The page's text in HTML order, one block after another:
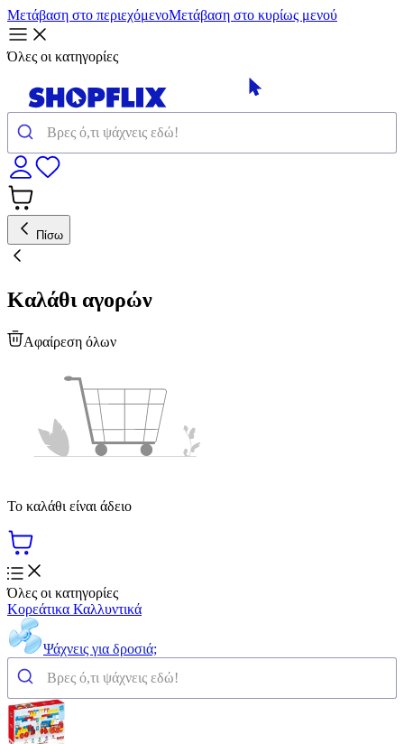
Μετάβαση στο περιεχόμενοΜετάβαση στο κυρίως μενού
Όλες οι κατηγορίες
Πίσω
Καλάθι αγορών
Αφαίρεση όλων
Το καλάθι είναι άδειο
Όλες οι κατηγορίες
Κορεάτικα Καλλυντικά
Ψάχνεις για δροσιά;